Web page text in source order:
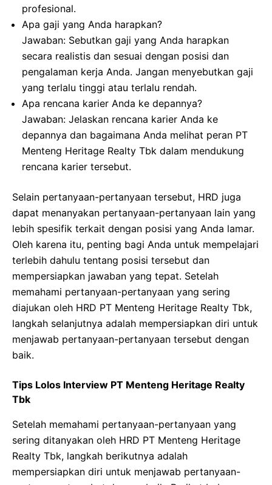
profesional.
Apa gaji yang Anda harapkan?
Jawaban: Sebutkan gaji yang Anda harapkan
secara realistis dan sesuai dengan posisi dan
pengalaman kerja Anda. Jangan menyebutkan gaji
yang terlalu tinggi atau terlalu rendah.
Apa rencana karier Anda ke depannya?
Jawaban: Jelaskan rencana karier Anda ke
depannya dan bagaimana Anda melihat peran PT
Menteng Heritage Realty Tbk dalam mendukung
rencana karier tersebut.
Selain pertanyaan-pertanyaan tersebut, HRD juga
dapat menanyakan pertanyaan-pertanyaan lain yang
lebih spesifik terkait dengan posisi yang Anda lamar.
Oleh karena itu, penting bagi Anda untuk mempelajari
terlebih dahulu tentang posisi tersebut dan
mempersiapkan jawaban yang tepat. Setelah
memahami pertanyaan-pertanyaan yang sering
diajukan oleh HRD PT Menteng Heritage Realty Tbk,
langkah selanjutnya adalah mempersiapkan diri untuk
menjawab pertanyaan-pertanyaan tersebut dengan
baik.
Tips Lolos Interview PT Menteng Heritage Realty
Tbk
Setelah memahami pertanyaan-pertanyaan yang
sering ditanyakan oleh HRD PT Menteng Heritage
Realty Tbk, langkah berikutnya adalah
mempersiapkan diri untuk menjawab pertanyaan-